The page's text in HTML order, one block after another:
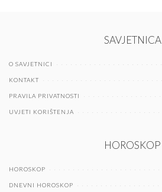
SAVJETNICA
O SAVJETNICI
KONTAKT
PRAVILA PRIVATNOSTI
UVJETI KORIŠTENJA
HOROSKOP
HOROSKOP
DNEVNI HOROSKOP